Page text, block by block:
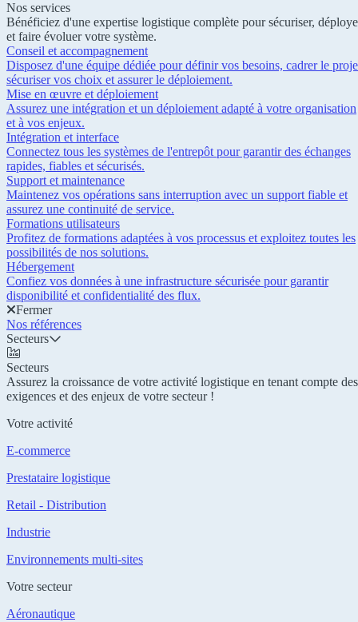
Nos services
Bénéficiez d'une expertise logistique complète pour sécuriser,
et faire évoluer votre système.
Conseil et accompagnement
Disposez d'une équipe dédiée pour définir vos besoins, cadrer le
sécuriser vos choix et assurer le déploiement.
Mise en œuvre et déploiement
Assurez une intégration et un déploiement adapté à votre organisation
et à vos enjeux.
Intégration et interface
Connectez tous les systèmes de l'entrepôt pour garantir des échanges
rapides, fiables et sécurisés.
Support et maintenance
Maintenez vos opérations sans interruption avec un support fiable et
assurez une continuité de service.
Formations utilisateurs
Profitez de formations adaptées à vos processus et exploitez toutes les
possibilités de nos solutions.
Hébergement
Confiez vos données à une infrastructure sécurisée pour garantir
disponibilité et confidentialité des flux.
Fermer
Nos références
Secteurs
Secteurs
Assurez la croissance de votre activité logistique en tenant compte des
exigences et des enjeux de votre secteur !
Votre activité
E-commerce
Prestataire logistique
Retail - Distribution
Industrie
Environnements multi-sites
Votre secteur
Aéronautique